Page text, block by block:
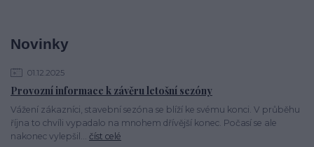
Novinky
01.12.2025
Provozní informace k závěru letošní sezóny
Vážení zákazníci, stavební sezóna se blíží ke svému konci. V průběhu
října to chvíli vypadalo na mnohem dřívější konec. Počasí se ale
nakonec vylepšil... číst celé